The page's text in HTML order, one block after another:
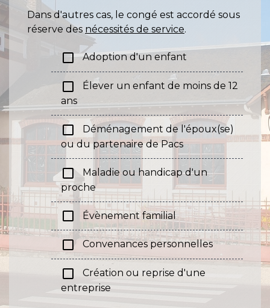
Dans d'autres cas, le congé est accordé sous
réserve des nécessités de service.
check_box_outline_blank Adoption d'un enfant
check_box_outline_blank
Élever un enfant de moins de 12
ans
check_box_outline_blank
Déménagement de l'époux(se)
ou du partenaire de Pacs
check_box_outline_blank Maladie ou handicap d'un
proche
check_box_outline_blank Évènement familial
check_box_outline_blank Convenances personnelles
check_box_outline_blank
Création ou reprise d'une
entreprise